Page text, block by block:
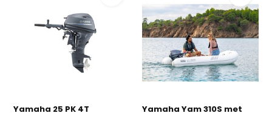
Yamaha 25 PK 4T
Yamaha Yam 310S met